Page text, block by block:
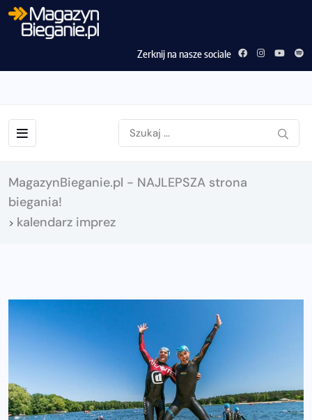
Zerknij na nasze sociale
MagazynBieganie.pl - NAJLEPSZA strona
biegania!
> kalendarz imprez